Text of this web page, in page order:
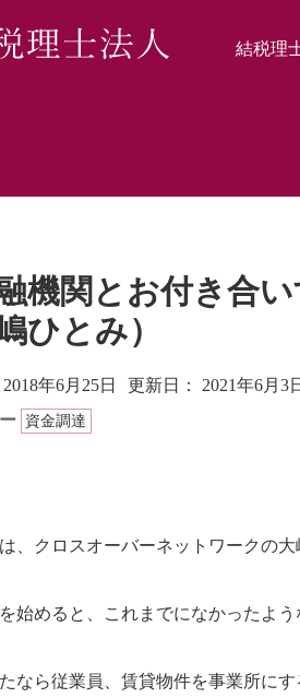
結税理
融機関とお付き合
ひとみ）
2018年6月25日 更新日：
2021年6月3
資金調達
、クロスオーバーネットワークの大
始めると、これまでになかったよ
なら従業員、賃貸物件を事業所に